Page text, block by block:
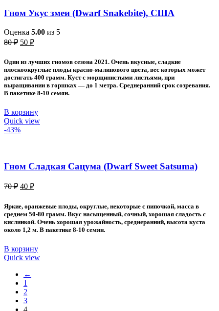
Гном Укус змеи (Dwarf Snakebite), США
Оценка 5.00 из 5
80₽ Первоначальная
80 ₽.
50 ₽Текущая
50 ₽.
Один из лучших гномов сезона 2021. Очень вкусные, сладкие
плоскоокруглые плоды красно-малинового цвета, вес которых может
достигать 400 грамм. Куст с морщинистыми листьями, при
выращивании в горшках — до 1 метра. Среднеранний срок созревания.
В пакетике 8-10 семян.
В корзину
Quick view
-43%
Гном Сладкая Сацума (Dwarf Sweet Satsuma)
70₽ Первоначальная
70 ₽.
40 ₽Текущая
Яркие, оранжевые плоды, округлые, некоторые с пипочкой, масса в
среднем 50-80 грамм. Вкус насыщенный, сочный, хорошая сладость с
кислинкой. Очень хорошая урожайность, среднеранний, высота куста
около 1,2 м. В пакетике 8-10 семян.
В корзину
Quick view
←
1
2
3
4